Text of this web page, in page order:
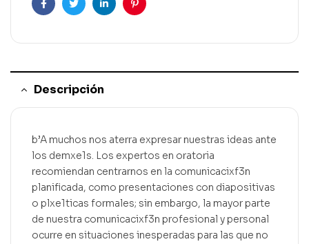
FacebookGorjeoLinkedInPinterest
Descripción
b’A muchos nos aterra expresar nuestras ideas ante
los demxe1s. Los expertos en oratoria
recomiendan centrarnos en la comunicacixf3n
planificada, como presentaciones con diapositivas
o plxe1ticas formales; sin embargo, la mayor parte
de nuestra comunicacixf3n profesional y personal
ocurre en situaciones inesperadas para las que no